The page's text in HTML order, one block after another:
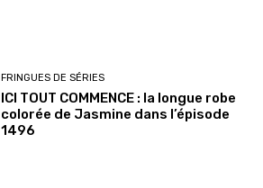
FRINGUES DE SÉRIES
ICI TOUT COMMENCE : la longue robe
colorée de Jasmine dans l’épisode
1496